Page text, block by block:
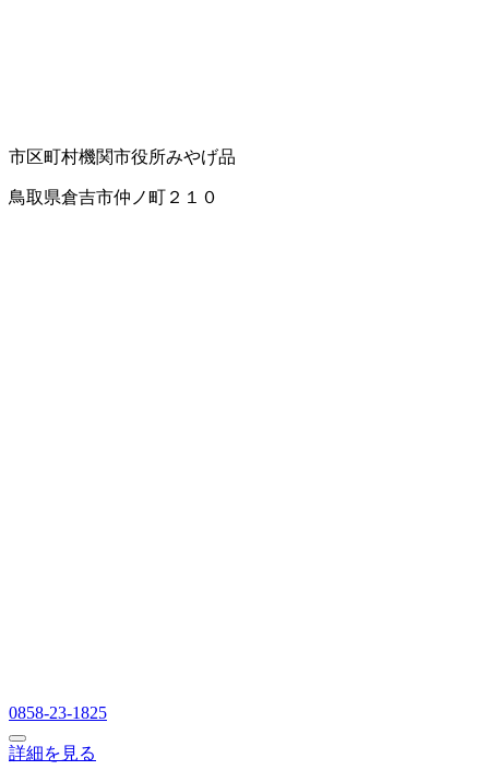
市区町村機関市役所みやげ品
鳥取県倉吉市仲ノ町２１０
0858-23-1825
詳細を見る